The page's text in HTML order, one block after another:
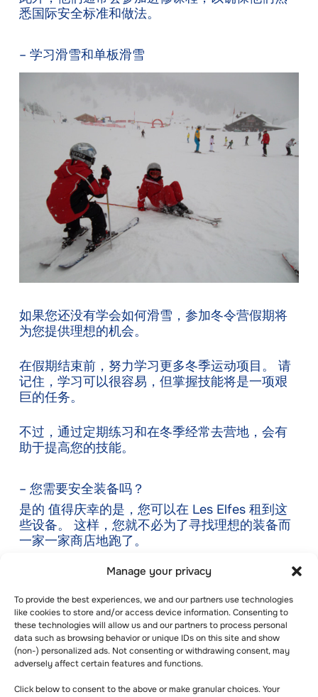
Manage your privacy
To provide the best experiences, we and our partners use technologies
like cookies to store and/or access device information. Consenting to
these technologies will allow us and our partners to process personal
data such as browsing behavior or unique IDs on this site and show
(non-) personalized ads. Not consenting or withdrawing consent, may
adversely affect certain features and functions.
Click below to consent to the above or make granular choices. Your
悉国际安全标准和做法。
– 学习滑雪和单板滑雪
如果您还没有学会如何滑雪，参加冬令营假期将
为您提供理想的机会。
在假期结束前，努力学习更多冬季运动项目。 请
记住，学习可以很容易，但掌握技能将是一项艰
巨的任务。
不过，通过定期练习和在冬季经常去营地，会有
助于提高您的技能。
– 您需要安全装备吗？
是的 值得庆幸的是，您可以在 Les Elfes 租到这
些设备。 这样，您就不必为了寻找理想的装备而
一家一家商店地跑了。
如果您对语言充满热情，那么 Les Elfes 将为您提
供各种语言课程。
让孩子在 Les Elfes 上外语课，可以让孩子接触不
同的文化。